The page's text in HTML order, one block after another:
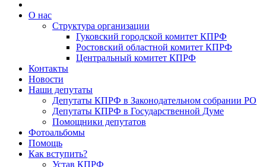
О нас
Структура организации
Гуковский городской комитет КПРФ
Ростовский областной комитет КПРФ
Центральный комитет КПРФ
Контакты
Новости
Наши депутаты
Депутаты КПРФ в Законодательном собрании РО
Депутаты КПРФ в Государственной Думе
Помощники депутатов
Фотоальбомы
Помощь
Как вступить?
Устав КПРФ